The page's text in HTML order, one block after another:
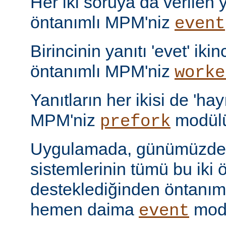
öntanımlı MPM'niz event
Birincinin yanıtı 'evet'
öntanımlı MPM'niz
Yanıtların her ikisi de
MPM'niz prefork
Uygulamada,
sistemlerinin tümü bu iki
desteklediğinden
hemen daima event